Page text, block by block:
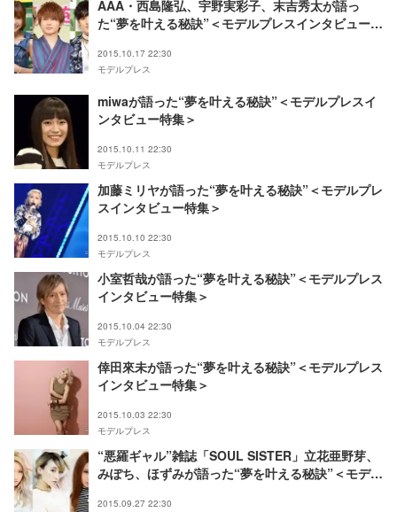
AAA・西島隆弘、宇野実彩子、末吉秀太が語っ
た“夢を叶える秘訣”＜モデルプレスインタビュー特
2015.10.17 22:30
モデルプレス
miwaが語った“夢を叶える秘訣”＜モデルプレスイ
ンタビュー特集＞
2015.10.11 22:30
モデルプレス
加藤ミリヤが語った“夢を叶える秘訣”＜モデルプレ
スインタビュー特集＞
2015.10.10 22:30
モデルプレス
小室哲哉が語った“夢を叶える秘訣”＜モデルプレス
インタビュー特集＞
2015.10.04 22:30
モデルプレス
倖田來未が語った“夢を叶える秘訣”＜モデルプレス
インタビュー特集＞
2015.10.03 22:30
モデルプレス
“悪羅ギャル”雑誌「SOUL SISTER」立花亜野芽、
みぽち、ほずみが語った“夢を叶える秘訣”＜モデル
2015.09.27 22:30